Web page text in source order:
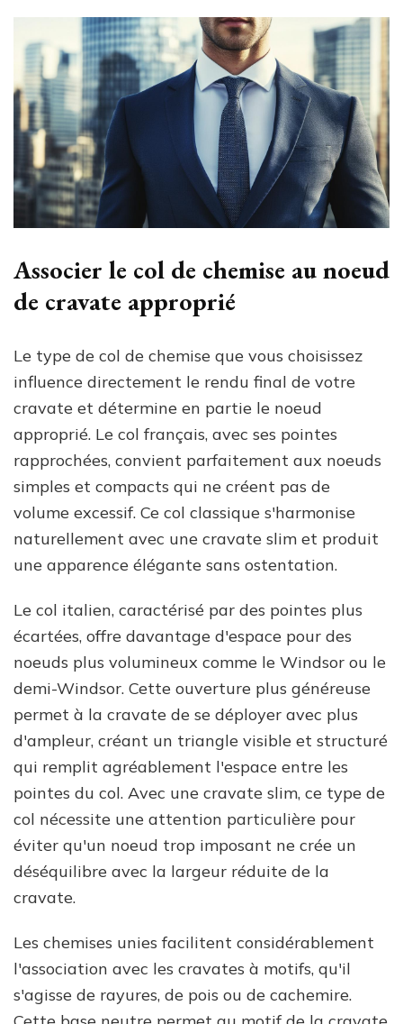
Associer le col de chemise au noeud
de cravate approprié
Le type de col de chemise que vous choisissez
influence directement le rendu final de votre
cravate et détermine en partie le noeud
approprié. Le col français, avec ses pointes
rapprochées, convient parfaitement aux noeuds
simples et compacts qui ne créent pas de
volume excessif. Ce col classique s'harmonise
naturellement avec une cravate slim et produit
une apparence élégante sans ostentation.
Le col italien, caractérisé par des pointes plus
écartées, offre davantage d'espace pour des
noeuds plus volumineux comme le Windsor ou le
demi-Windsor. Cette ouverture plus généreuse
permet à la cravate de se déployer avec plus
d'ampleur, créant un triangle visible et structuré
qui remplit agréablement l'espace entre les
pointes du col. Avec une cravate slim, ce type de
col nécessite une attention particulière pour
éviter qu'un noeud trop imposant ne crée un
déséquilibre avec la largeur réduite de la
cravate.
Les chemises unies facilitent considérablement
l'association avec les cravates à motifs, qu'il
s'agisse de rayures, de pois ou de cachemire.